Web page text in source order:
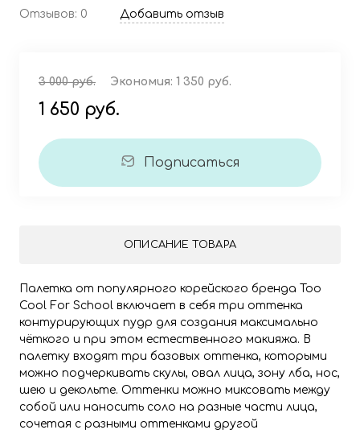
Отзывов: 0 Добавить отзыв
3 000 руб. Экономия: 1 350 руб.
1 650 руб.
Подписаться
ОПИСАНИЕ ТОВАРА
Палетка от популярного корейского бренда Too
Cool For School включает в себя три оттенка
контурирующих пудр для создания максимально
чёткого и при этом естественного макияжа. В
палетку входят три базовых оттенка, которыми
можно подчеркивать скулы, овал лица, зону лба, нос,
шею и декольте. Оттенки можно миксовать между
собой или наносить соло на разные части лица,
сочетая с разными оттенками другой